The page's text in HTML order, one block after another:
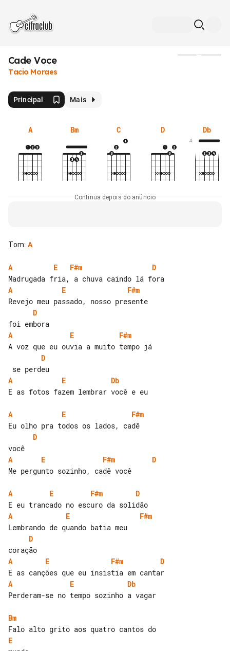
Cade Voce
Tacio Moraes
Principal Mais
A Bm C D Db
4
Continua depois do anúncio
Tom: A
A E F#m
D
A
E
F#m
D
A
E
F#m
D
A
E
Db
E as fotos fazem lembrar você e eu
A E
F#m
D
A
E F#m
D
Me pergunto sozinho, cadê você
A E F#m
D
A
E
F#m
D
A
E F#m
D
A
E
Db
Perderam-se no tempo sozinho a vagar
Bm
E